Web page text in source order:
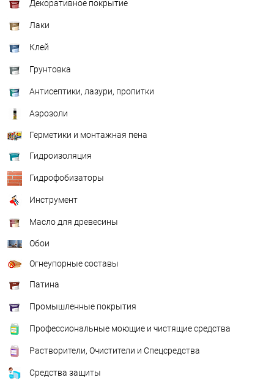
Декоративное покрытие
Лаки
Клей
Грунтовка
Антисептики, лазури, пропитки
Аэрозоли
Герметики и монтажная пена
Гидроизоляция
Гидрофобизаторы
Инструмент
Масло для древесины
Обои
Огнеупорные составы
Патина
Промышленные покрытия
Профессиональные моющие и чистящие средства
Растворители, Очистители и Спецсредства
Средства защиты